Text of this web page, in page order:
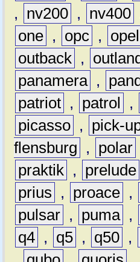
,
nv200 , nv400
one , opc , opel
outback ,
panamera ,
patriot , patrol ,
picasso , pick-
flensburg
, polar
praktik , prelude
prius
, proace ,
pulsar , puma ,
q4 , q5 , q50 ,